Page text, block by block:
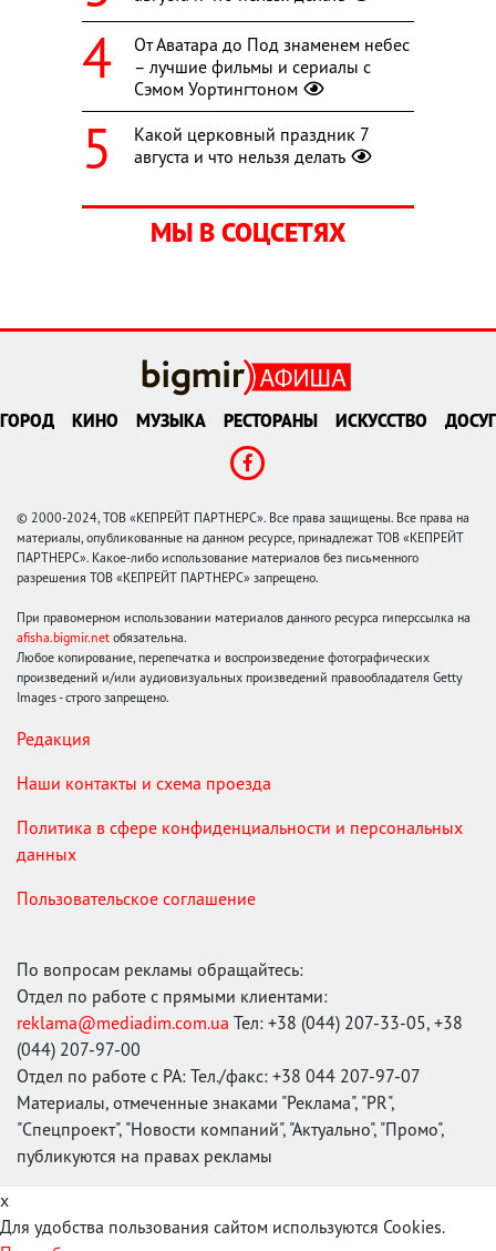
От Аватара до Под знаменем небес
– лучшие фильмы и сериалы с
Сэмом Уортингтоном
Какой церковный праздник 7
августа и что нельзя делать
МЫ В СОЦСЕТЯХ
ГОРОД КИНО МУЗЫКА РЕСТОРАНЫ ИСКУССТВО ДОСУГ
© 2000-2024, ТОВ «КЕПРЕЙТ ПАРТНЕРС». Все права защищены. Все права на
материалы, опубликованные на данном ресурсе, принадлежат ТОВ «КЕПРЕЙТ
ПАРТНЕРС». Какое-либо использование материалов без письменного
разрешения ТОВ «КЕПРЕЙТ ПАРТНЕРС» запрещено.
При правомерном использовании материалов данного ресурса гиперссылка на
afisha.bigmir.net обязательна.
Любое копирование, перепечатка и воспроизведение фотографических
произведений и/или аудиовизуальных произведений правообладателя Getty
Images - строго запрещено.
Редакция
Наши контакты и схема проезда
Политика в сфере конфиденциальности и персональных
данных
Пользовательское соглашение
По вопросам рекламы обращайтесь:
Отдел по работе с прямыми клиентами:
reklama@mediadim.com.ua Тел: +38 (044) 207-33-05, +38
(044) 207-97-00
Отдел по работе с РА: Тел./факс: +38 044 207-97-07
Материалы, отмеченные знаками "Реклама", "PR",
"Спецпроект", "Новости компаний", "Актуально", "Промо",
публикуются на правах рекламы
x
Для удобства пользования сайтом используются Cookies.